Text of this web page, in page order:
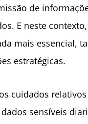
de
E neste
mais essencial,
estratégicas.
cuidados
sensíveis